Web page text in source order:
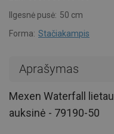
Ilgesnė pusė: 50 cm
Forma: Stačiakampis
Aprašymas
Mexen Waterfall
auksinė - 79190-50